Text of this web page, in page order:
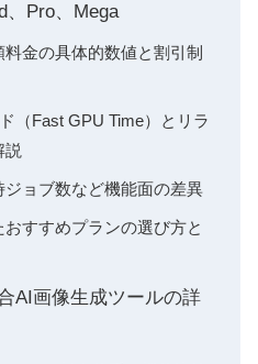
、Pro、Mega
金の具体的数値と割引制
（Fast GPU Time）とリラ
説
ョブ数など機能面の差異
すすめプランの選び方と
AI画像生成ツールの詳